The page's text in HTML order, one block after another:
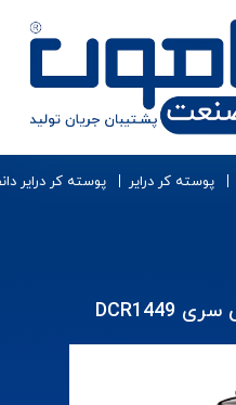
پوسته کر درایر پوسته کر درایر